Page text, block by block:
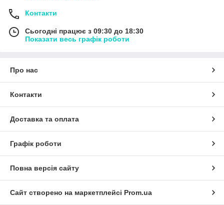
Контакти
Сьогодні працює з 09:30 до 18:30
Показати весь графік роботи
Про нас
Контакти
Доставка та оплата
Графік роботи
Повна версія сайту
Сайт створено на маркетплейсі Prom.ua